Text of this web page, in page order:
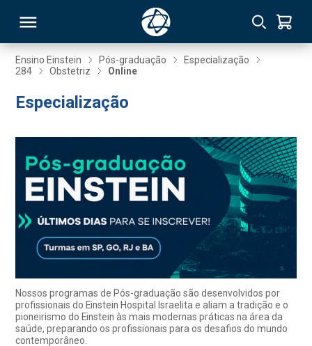
Ensino Einstein Pós-graduação
Especialização
284
Obstetriz Online
Especialização
Nossos programas de Pós-graduação são desenvolvidos por
profissionais do Einstein Hospital Israelita e aliam a tradição e o
pioneirismo do Einstein às mais modernas práticas na área da
saúde, preparando os profissionais para os desafios do mundo
contemporâneo.